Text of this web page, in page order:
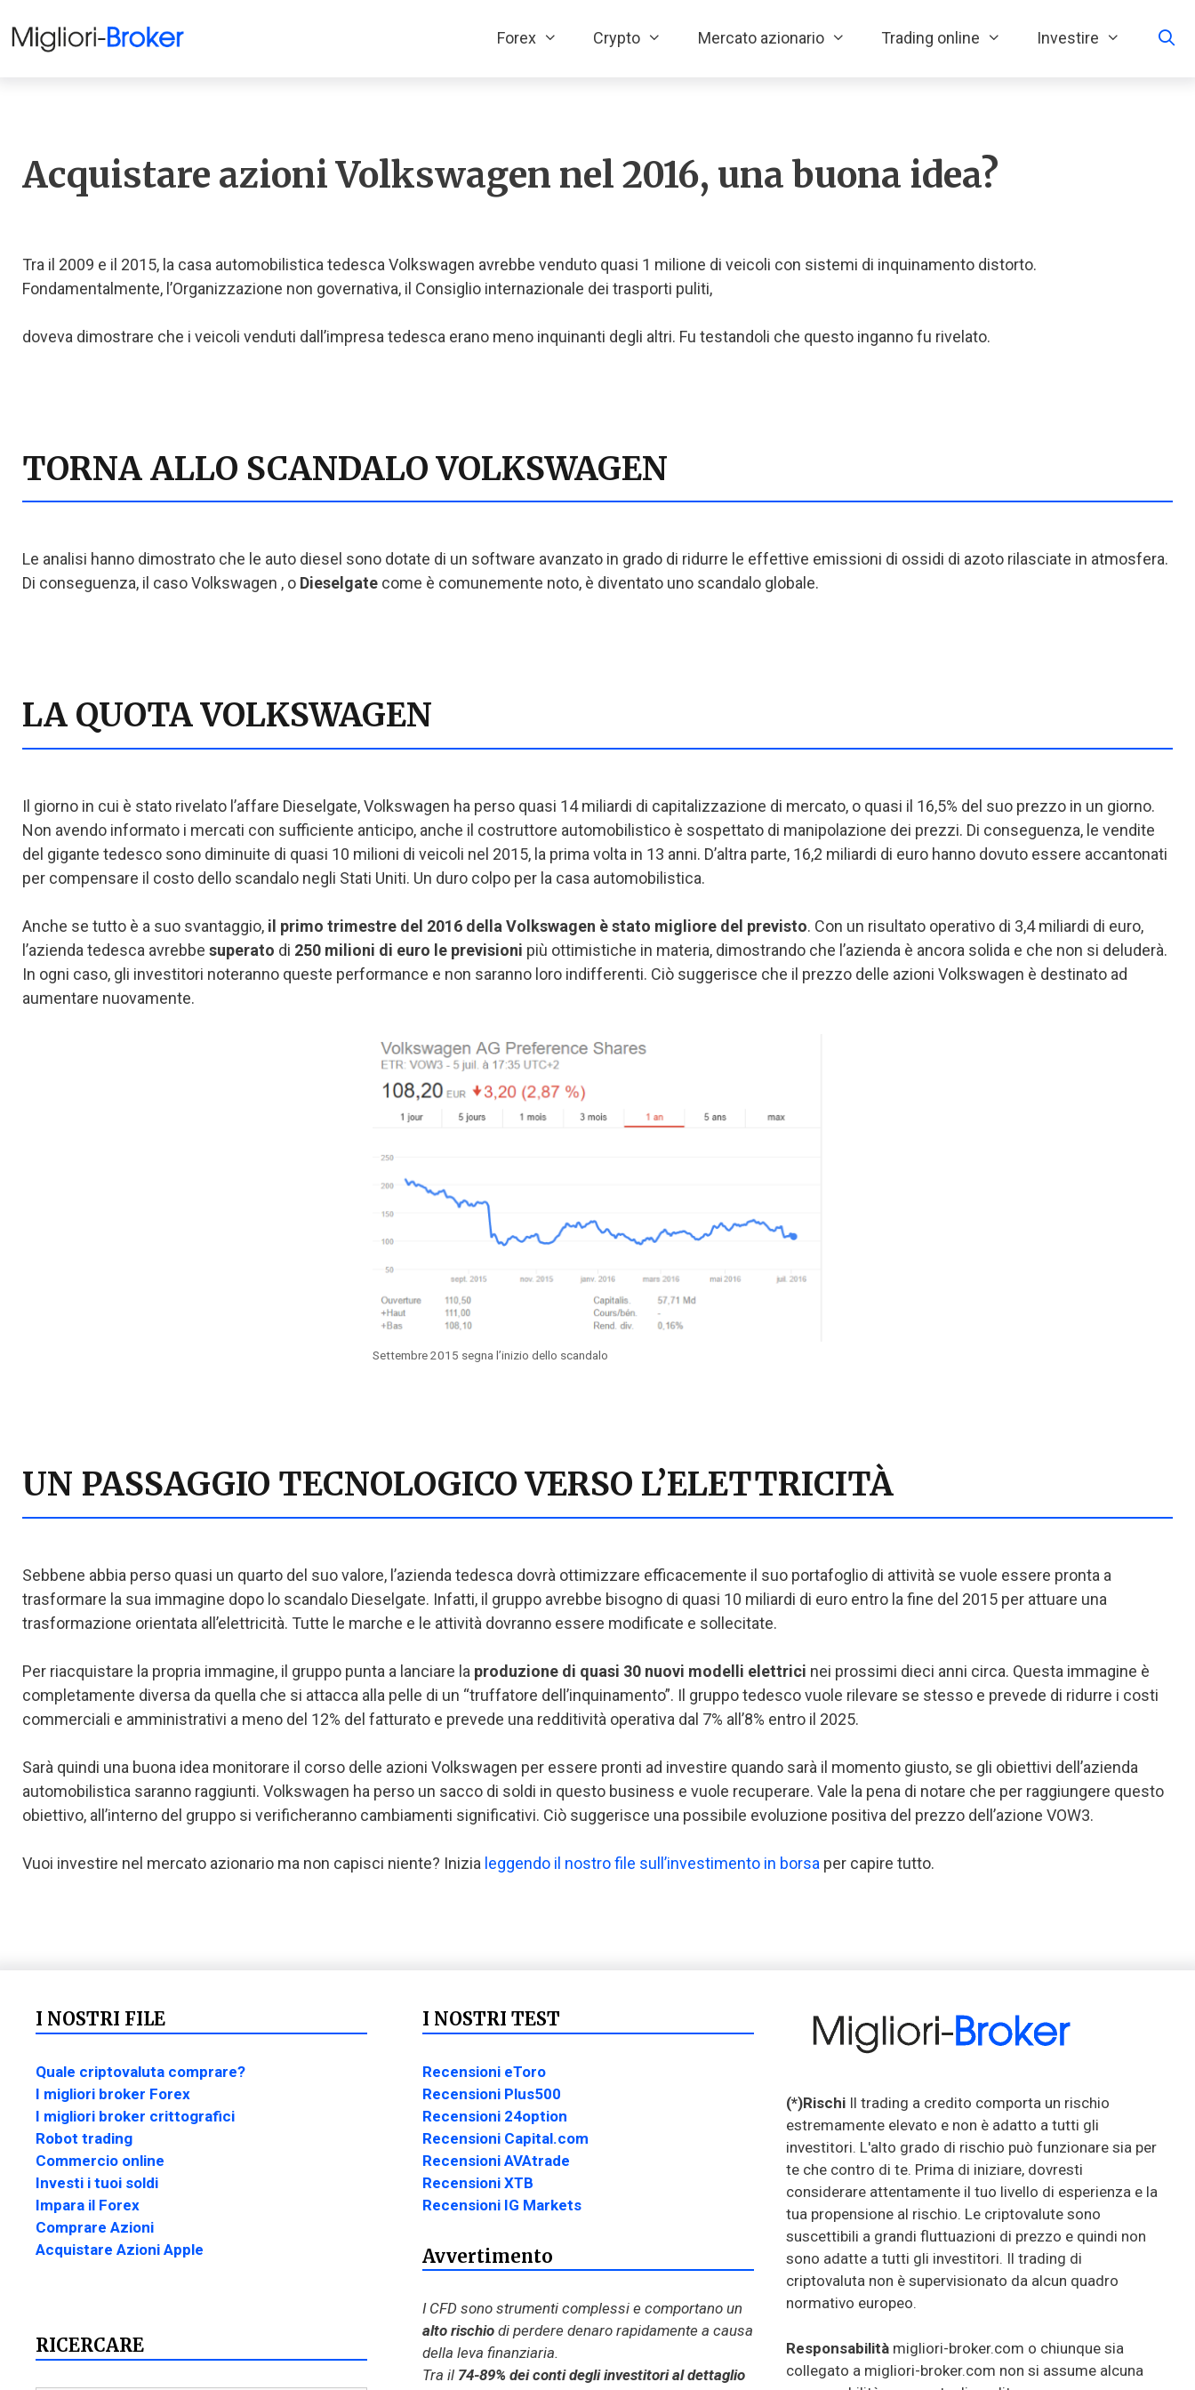
Forex Crypto Mercato azionario Trading online Investire
Acquistare azioni Volkswagen nel 2016, una buona idea?
Tra il 2009 e il 2015, la casa automobilistica tedesca Volkswagen avrebbe venduto quasi 1 milione di veicoli con sistemi di inquinamento distorto.
Fondamentalmente, l’Organizzazione non governativa, il Consiglio internazionale dei trasporti puliti,
doveva dimostrare che i veicoli venduti dall’impresa tedesca erano meno inquinanti degli altri. Fu testandoli che questo inganno fu rivelato.
TORNA ALLO SCANDALO VOLKSWAGEN
Le analisi hanno dimostrato che le auto diesel sono dotate di un software avanzato in grado di ridurre le effettive emissioni di ossidi di azoto rilasciate in atmosfera.
Di conseguenza, il caso Volkswagen , o Dieselgate come è comunemente noto, è diventato uno scandalo globale.
LA QUOTA VOLKSWAGEN
Il giorno in cui è stato rivelato l’affare Dieselgate, Volkswagen ha perso quasi 14 miliardi di capitalizzazione di mercato, o quasi il 16,5% del suo prezzo in un giorno.
Non avendo informato i mercati con sufficiente anticipo, anche il costruttore automobilistico è sospettato di manipolazione dei prezzi. Di conseguenza, le vendite
del gigante tedesco sono diminuite di quasi 10 milioni di veicoli nel 2015, la prima volta in 13 anni. D’altra parte, 16,2 miliardi di euro hanno dovuto essere accantonati
per compensare il costo dello scandalo negli Stati Uniti. Un duro colpo per la casa automobilistica.
Anche se tutto è a suo svantaggio, il primo trimestre del 2016 della Volkswagen è stato migliore del previsto. Con un risultato operativo di 3,4 miliardi di euro,
l’azienda tedesca avrebbe superato di 250 milioni di euro le previsioni più ottimistiche in materia, dimostrando che l’azienda è ancora solida e che non si deluderà.
In ogni caso, gli investitori noteranno queste performance e non saranno loro indifferenti. Ciò suggerisce che il prezzo delle azioni Volkswagen è destinato ad
aumentare nuovamente.
Settembre 2015 segna l’inizio dello scandalo
UN PASSAGGIO TECNOLOGICO VERSO L’ELETTRICITÀ
Sebbene abbia perso quasi un quarto del suo valore, l’azienda tedesca dovrà ottimizzare efficacemente il suo portafoglio di attività se vuole essere pronta a
trasformare la sua immagine dopo lo scandalo Dieselgate. Infatti, il gruppo avrebbe bisogno di quasi 10 miliardi di euro entro la fine del 2015 per attuare una
trasformazione orientata all’elettricità. Tutte le marche e le attività dovranno essere modificate e sollecitate.
Per riacquistare la propria immagine, il gruppo punta a lanciare la produzione di quasi 30 nuovi modelli elettrici nei prossimi dieci anni circa. Questa immagine è
completamente diversa da quella che si attacca alla pelle di un “truffatore dell’inquinamento”. Il gruppo tedesco vuole rilevare se stesso e prevede di ridurre i costi
commerciali e amministrativi a meno del 12% del fatturato e prevede una redditività operativa dal 7% all’8% entro il 2025.
Sarà quindi una buona idea monitorare il corso delle azioni Volkswagen per essere pronti ad investire quando sarà il momento giusto, se gli obiettivi dell’azienda
automobilistica saranno raggiunti. Volkswagen ha perso un sacco di soldi in questo business e vuole recuperare. Vale la pena di notare che per raggiungere questo
obiettivo, all’interno del gruppo si verificheranno cambiamenti significativi. Ciò suggerisce una possibile evoluzione positiva del prezzo dell’azione VOW3.
Vuoi investire nel mercato azionario ma non capisci niente? Inizia leggendo il nostro file sull’investimento in borsa per capire tutto.
I NOSTRI FILE
Quale criptovaluta comprare?
I migliori broker Forex
I migliori broker crittografici
Robot trading
Commercio online
Investi i tuoi soldi
Impara il Forex
Comprare Azioni
Acquistare Azioni Apple
RICERCARE
I NOSTRI TEST
Recensioni eToro
Recensioni Plus500
Recensioni 24option
Recensioni Capital.com
Recensioni AVAtrade
Recensioni XTB
Recensioni IG Markets
Avvertimento
I CFD sono strumenti complessi e comportano un
alto rischiodi perdere denaro rapidamente a causa
della leva finanziaria.
Tra il 74-89% dei conti degli investitori al dettaglio
(*)Rischi Il trading a credito comporta un rischio
estremamente elevato e non è adatto a tutti gli
investitori. L'alto grado di rischio può funzionare sia per
te che contro di te. Prima di iniziare, dovresti
considerare attentamente il tuo livello di esperienza e la
tua propensione al rischio. Le criptovalute sono
suscettibili a grandi fluttuazioni di prezzo e quindi non
sono adatte a tutti gli investitori. Il trading di
criptovaluta non è supervisionato da alcun quadro
normativo europeo.
Responsabilità migliori-broker.com o chiunque sia
collegato a migliori-broker.com non si assume alcuna